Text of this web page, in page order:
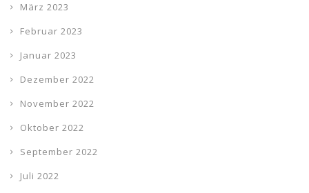
März 2023
Februar 2023
Januar 2023
Dezember 2022
November 2022
Oktober 2022
September 2022
Juli 2022